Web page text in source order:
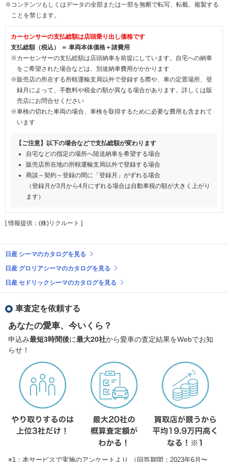
※コンテンツもしくはデータの全部または一部を無断で転写、転載、複製する
ことを禁じます。
カーセンサーの支払総額は店頭乗り出し価格です
支払総額（税込） ＝ 車両本体価格＋諸費用
※カーセンサーの支払総額は店頭納車を前提にしています。自宅への納車
をご希望された場合などは、別途納車費用がかかります
※販売店の所在する所轄運輸支局以外で登録する際や、車の定置場所、登
録月によって、手数料や税金の額が異なる場合があります。詳しくは販
売店にお問合せください
※車検の切れた車両の場合、車検を取得するために必要な費用も含まれて
います
【ご注意】以下の場合などで支払総額が変わります
自宅などの指定の場所へ陸送納車を希望する場合
販売店所在地の所轄運輸支局以外で登録する場合
商談～契約～登録の間に「登録月」がずれる場合
（登録月が3月から4月にずれる場合は自動車税の額が大きく上がり
ます）
[ 情報提供：(株)リクルート ]
日産 シーマのカタログを見る
日産 グロリアシーマのカタログを見る
日産 セドリックシーマのカタログを見る
車査定を依頼する
あなたの愛車、今いくら？
申込み最短3時間後に最大20社から愛車の査定結果をWebでお知
らせ！
※1：本サービスで実施のアンケートより （回答期間：2023年6月〜